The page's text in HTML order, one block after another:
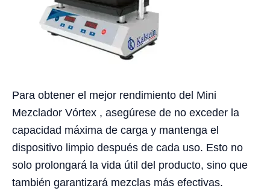
Para obtener el mejor rendimiento del Mini
Mezclador Vórtex , asegúrese de no exceder la
capacidad máxima de carga y mantenga el
dispositivo limpio después de cada uso. Esto no
solo prolongará la vida útil del producto, sino que
también garantizará mezclas más efectivas.